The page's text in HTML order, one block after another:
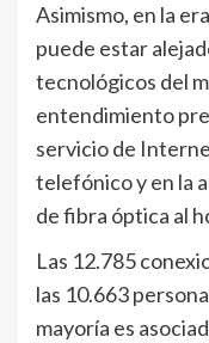
Asimismo, en la
puede estar
tecnológicos del
entendimiento
servicio de
telefónico y en la
de fibra óptica al
Las 12.785
las 10.663
mayoría es